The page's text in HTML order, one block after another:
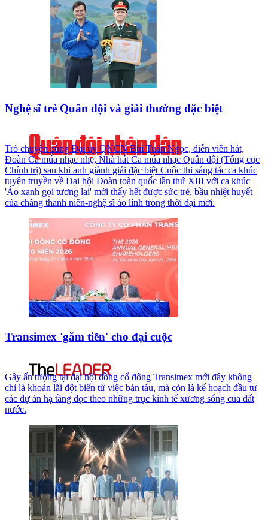
Nghệ sĩ trẻ Quân đội và giải thưởng đặc biệt
Trò chuyện cùng Đại úy QNCN Bùi Tuấn Ngọc, diễn viên hát,
Đoàn Ca múa nhạc nhẹ, Nhà hát Ca múa nhạc Quân đội (Tổng cục
Chính trị) sau khi anh giành giải đặc biệt Cuộc thi sáng tác ca khúc
tuyên truyền về Đại hội Đoàn toàn quốc lần thứ XIII với ca khúc
'Áo xanh gọi tương lai' mới thấy hết được sức trẻ, bầu nhiệt huyết
của chàng thanh niên-nghệ sĩ áo lính trong thời đại mới.
Transimex 'găm tiền' cho đại cuộc
Gây ấn tượng tại đại hội đồng cổ đông Transimex mới đây không
chỉ là khoản lãi đột biến từ việc bán tàu, mà còn là kế hoạch đầu tư
các dự án hạ tầng dọc theo những trục kinh tế xương sống của đất
nước.